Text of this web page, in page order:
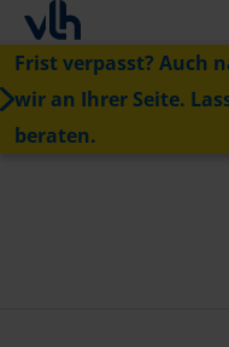
Frist verpasst? Auch
wir an Ihrer Seite.
beraten.